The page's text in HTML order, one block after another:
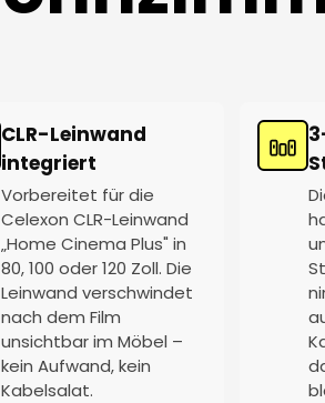
CLR-Leinwand
integriert
Vorbereitet für die
Celexon CLR-Leinwand
„Home Cinema Plus" in
80, 100 oder 120 Zoll. Die
Leinwand verschwindet
nach dem Film
unsichtbar im Möbel –
kein Aufwand, kein
Kabelsalat.